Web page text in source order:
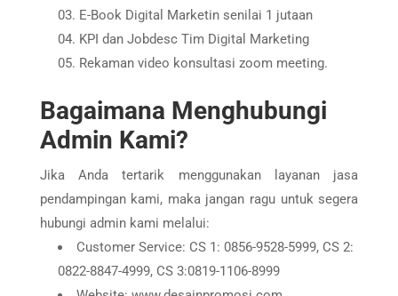
E-Book Digital Marketin senilai 1 jutaan
KPI dan Jobdesc Tim Digital Marketing
Rekaman video konsultasi zoom meeting.
Bagaimana Menghubungi
Admin Kami?
Jika Anda tertarik menggunakan layanan jasa
pendampingan kami, maka jangan ragu untuk segera
hubungi admin kami melalui:
Customer Service: CS 1: 0856-9528-5999, CS 2:
0822-8847-4999, CS 3:0819-1106-8999